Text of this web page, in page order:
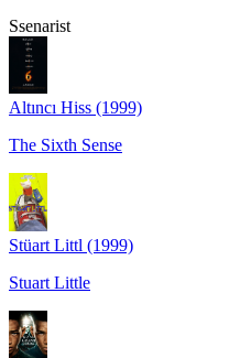
Ssenarist
Altıncı Hiss (1999)
The Sixth Sense
Stüart Littl (1999)
Stuart Little